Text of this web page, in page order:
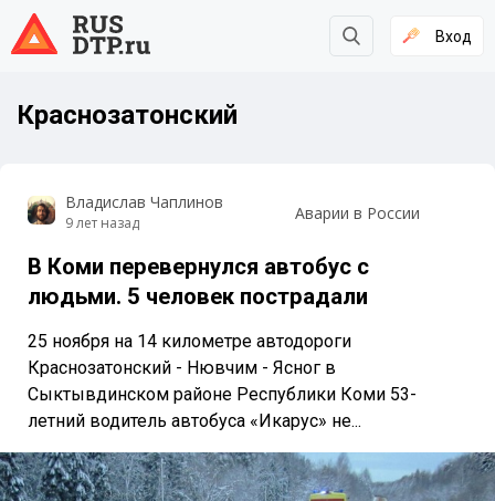
Вход
Краснозатонский
Владислав Чаплинов
9 лет назад Аварии в России
В Коми перевернулся автобус с
людьми. 5 человек пострадали
25 ноября на 14 километре автодороги
Краснозатонский - Нювчим - Ясног в
Сыктывдинском районе Республики Коми 53-
летний водитель автобуса «Икарус» не...